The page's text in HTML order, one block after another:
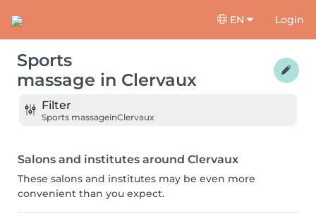
EN Login
Sports
massage in Clervaux
Filter
Sports massageinClervaux
Salons and institutes around Clervaux
These salons and institutes may be even more
convenient than you expect.